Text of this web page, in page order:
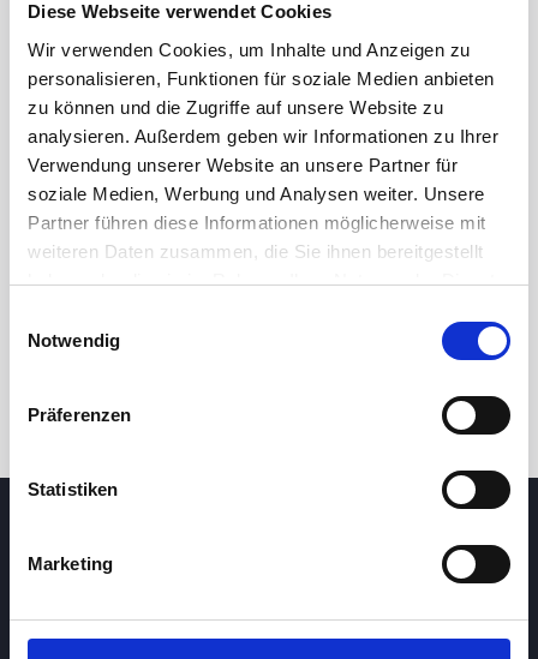
Diese Webseite verwendet Cookies
Wir verwenden Cookies, um Inhalte und Anzeigen zu
personalisieren, Funktionen für soziale Medien anbieten
zu können und die Zugriffe auf unsere Website zu
analysieren. Außerdem geben wir Informationen zu Ihrer
Verwendung unserer Website an unsere Partner für
soziale Medien, Werbung und Analysen weiter. Unsere
Partner führen diese Informationen möglicherweise mit
weiteren Daten zusammen, die Sie ihnen bereitgestellt
haben oder die sie im Rahmen Ihrer Nutzung der Dienste
Notwendig
Präferenzen
Statistiken
Marketing
24 Std. 7T 1M 3M 1J 5J